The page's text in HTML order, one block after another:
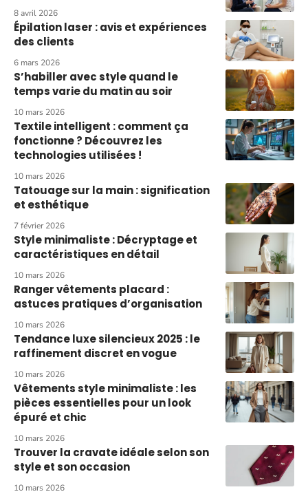
8 avril 2026
Épilation laser : avis et expériences
des clients
6 mars 2026
S’habiller avec style quand le
temps varie du matin au soir
10 mars 2026
Textile intelligent : comment ça
fonctionne ? Découvrez les
technologies utilisées !
10 mars 2026
Tatouage sur la main : signification
et esthétique
7 février 2026
Style minimaliste : Décryptage et
caractéristiques en détail
10 mars 2026
Ranger vêtements placard :
astuces pratiques d’organisation
10 mars 2026
Tendance luxe silencieux 2025 : le
raffinement discret en vogue
10 mars 2026
Vêtements style minimaliste : les
pièces essentielles pour un look
épuré et chic
10 mars 2026
Trouver la cravate idéale selon son
style et son occasion
10 mars 2026